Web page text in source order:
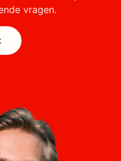
vragen.